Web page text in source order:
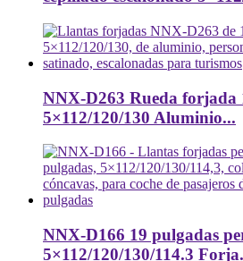
NNX-D263 Rueda forjada
5×112/120/130 Aluminio...
NNX-D166 19 pulgadas
5×112/120/130/114.3